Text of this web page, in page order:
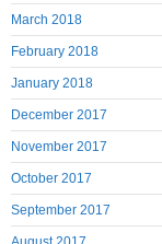
March 2018
February 2018
January 2018
December 2017
November 2017
October 2017
September 2017